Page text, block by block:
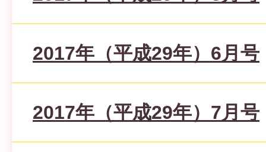
2017年（平成29年）6月号
2017年（平成29年）7月号